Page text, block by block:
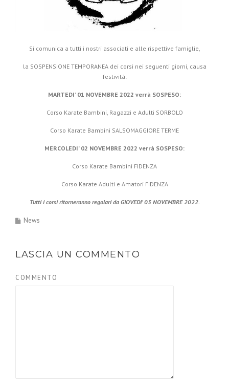
Si comunica a tutti i nostri associati e alle rispettive famiglie,
la SOSPENSIONE TEMPORANEA dei corsi nei seguenti giorni, causa
festività:
MARTEDI’ 01 NOVEMBRE 2022 verrà SOSPESO:
Corso Karate Bambini, Ragazzi e Adulti SORBOLO
Corso Karate Bambini SALSOMAGGIORE TERME
MERCOLEDI’ 02 NOVEMBRE 2022 verrà SOSPESO:
Corso Karate Bambini FIDENZA
Corso Karate Adulti e Amatori FIDENZA
Tutti i corsi ritorneranno regolari da GIOVEDI’ 03 NOVEMBRE 2022.
News
LASCIA UN COMMENTO
COMMENTO